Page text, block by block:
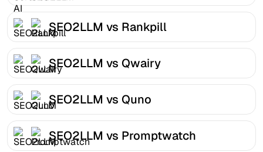
SEO2LLM vs Rankpill
SEO2LLM vs Qwairy
SEO2LLM vs Quno
SEO2LLM vs Promptwatch